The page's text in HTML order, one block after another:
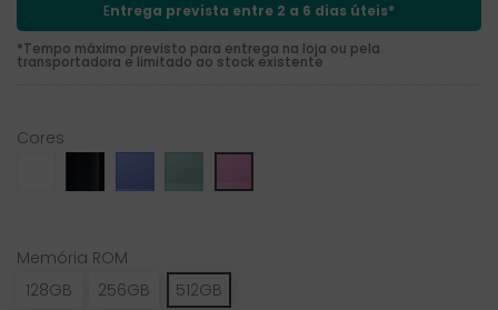
Entrega prevista entre 2 a 6 dias úteis*
*Tempo máximo previsto para entrega na loja ou pela
transportadora e limitado ao stock existente
Cores
Memória ROM
128GB
256GB 512GB